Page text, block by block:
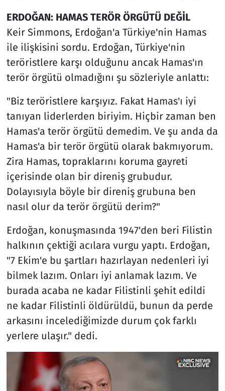
ERDOĞAN: HAMAS TERÖR ÖRGÜTÜ DEĞİL
Keir Simmons, Erdoğan'a Türkiye'nin Hamas
ile ilişkisini sordu. Erdoğan, Türkiye'nin
teröristlere karşı olduğunu ancak Hamas'ın
terör örgütü olmadığını şu sözleriyle anlattı:
"Biz teröristlere karşıyız. Fakat Hamas'ı iyi
tanıyan liderlerden biriyim. Hiçbir zaman ben
Hamas'a terör örgütü demedim. Ve şu anda da
Hamas'a bir terör örgütü olarak bakmıyorum.
Zira Hamas, topraklarını koruma gayreti
içerisinde olan bir direniş grubudur.
Dolayısıyla böyle bir direniş grubuna ben
nasıl olur da terör örgütü derim?"
Erdoğan, konuşmasında 1947'den beri Filistin
halkının çektiği acılara vurgu yaptı. Erdoğan,
"7 Ekim'e bu şartları hazırlayan nedenleri iyi
bilmek lazım. Onları iyi anlamak lazım. Ve
burada acaba ne kadar Filistinli şehit edildi
ne kadar Filistinli öldürüldü, bunun da perde
arkasını incelediğimizde durum çok farklı
yerlere ulaşır." dedi.